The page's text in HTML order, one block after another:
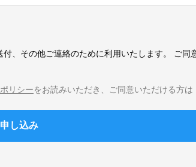
、その他ご連絡のために利用いたします。 ご同
リシーをお読みいただき、ご同意いただける方は